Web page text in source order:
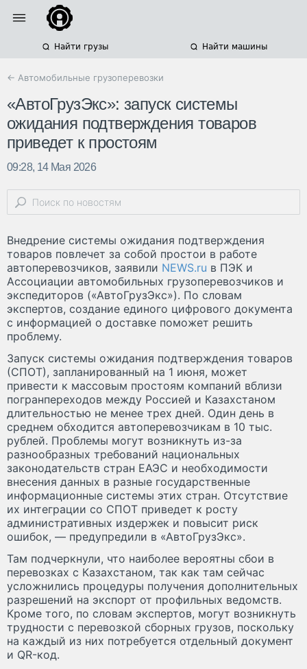
Найти грузы Найти машины
← Автомобильные грузоперевозки
«АвтоГрузЭкс»: запуск системы
ожидания подтверждения товаров
приведет к простоям
09:28, 14 Мая 2026
Внедрение системы ожидания подтверждения
товаров повлечет за собой простои в работе
автоперевозчиков, заявили NEWS.ru в ПЭК и
Ассоциации автомобильных грузоперевозчиков и
экспедиторов («АвтоГрузЭкс»). По словам
экспертов, создание единого цифрового документа
с информацией о доставке поможет решить
проблему.
Запуск системы ожидания подтверждения товаров
(СПОТ), запланированный на 1 июня, может
привести к массовым простоям компаний вблизи
погранпереходов между Россией и Казахстаном
длительностью не менее трех дней. Один день в
среднем обходится автоперевозчикам в 10 тыс.
рублей. Проблемы могут возникнуть из-за
разнообразных требований национальных
законодательств стран ЕАЭС и необходимости
внесения данных в разные государственные
информационные системы этих стран. Отсутствие
их интеграции со СПОТ приведет к росту
административных издержек и повысит риск
ошибок, — предупредили в «АвтоГрузЭкс».
Там подчеркнули, что наиболее вероятны сбои в
перевозках с Казахстаном, так как там сейчас
усложнились процедуры получения дополнительных
разрешений на экспорт от профильных ведомств.
Кроме того, по словам экспертов, могут возникнуть
трудности с перевозкой сборных грузов, поскольку
на каждый из них потребуется отдельный документ
и QR-код.